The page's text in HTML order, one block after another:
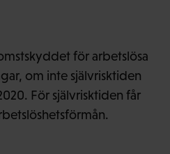
för arbetslösa
om inte självrisktiden
För självrisktiden får